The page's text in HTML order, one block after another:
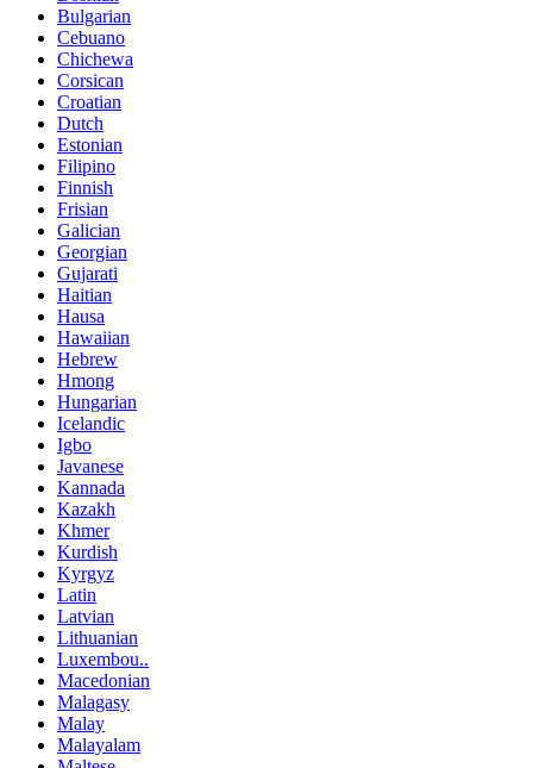
Bulgarian
Cebuano
Chichewa
Corsican
Croatian
Dutch
Estonian
Filipino
Finnish
Frisian
Galician
Georgian
Gujarati
Haitian
Hausa
Hawaiian
Hebrew
Hmong
Hungarian
Icelandic
Igbo
Javanese
Kannada
Kazakh
Khmer
Kurdish
Kyrgyz
Latin
Latvian
Lithuanian
Luxembou..
Macedonian
Malagasy
Malay
Malayalam